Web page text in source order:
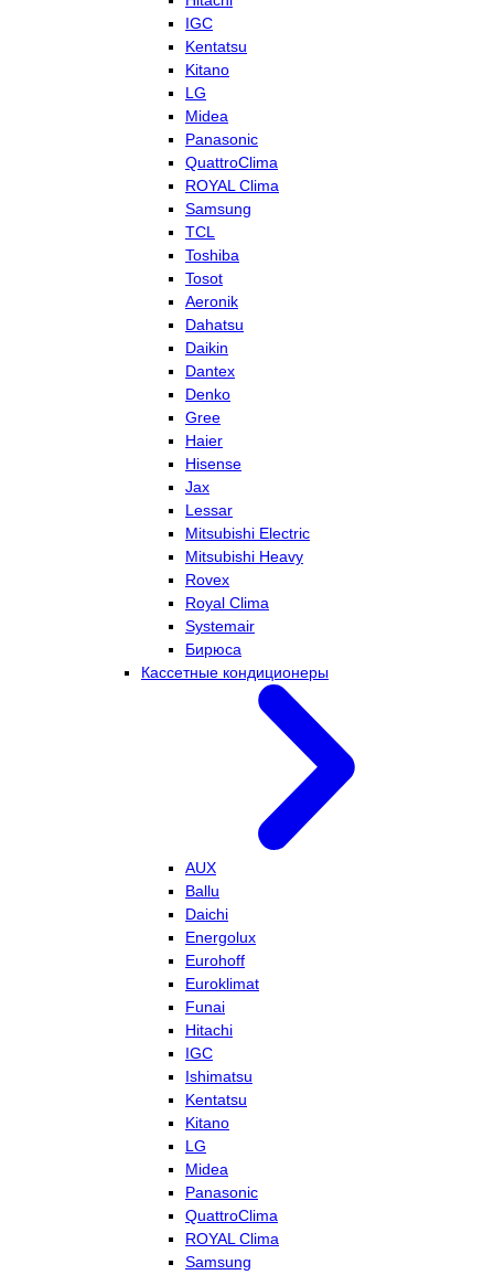
IGC
Kentatsu
Kitano
LG
Midea
Panasonic
QuattroClima
ROYAL Clima
Samsung
TCL
Toshiba
Tosot
Aeronik
Dahatsu
Daikin
Dantex
Denko
Gree
Haier
Hisense
Jax
Lessar
Mitsubishi Electric
Mitsubishi Heavy
Rovex
Royal Clima
Systemair
Бирюса
Кассетные кондиционеры
AUX
Ballu
Daichi
Energolux
Eurohoff
Euroklimat
Funai
Hitachi
IGC
Ishimatsu
Kentatsu
Kitano
LG
Midea
Panasonic
QuattroClima
ROYAL Clima
Samsung